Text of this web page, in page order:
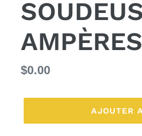
AMPÈRES
Prix
$0.00
AJOUTER